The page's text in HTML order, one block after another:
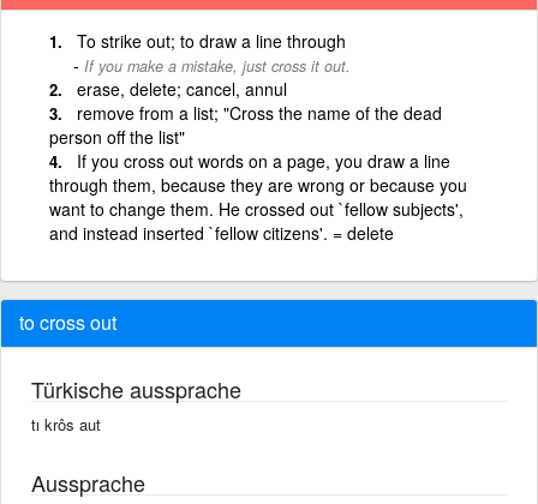
To strike out; to draw a line through
If you make a mistake, just cross it out.
erase, delete; cancel, annul
remove from a list; "Cross the name of the dead
person off the list"
If you cross out words on a page, you draw a line
through them, because they are wrong or because you
want to change them. He crossed out `fellow subjects',
and instead inserted `fellow citizens'. = delete
to cross out
Türkische aussprache
tı krôs aut
Aussprache